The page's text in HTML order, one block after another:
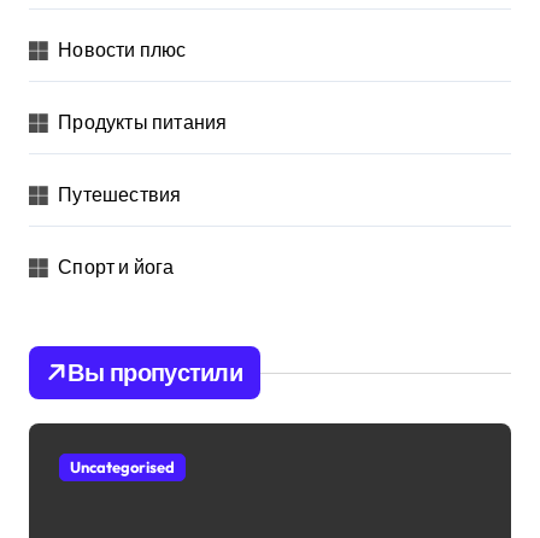
Новости плюс
Продукты питания
Путешествия
Спорт и йога
Вы пропустили
Uncategorised